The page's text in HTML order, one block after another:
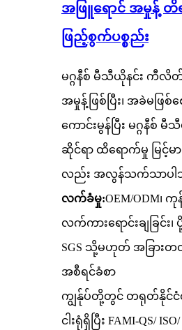
အဖြူရောင် အမှုန့် တိ
ဖြည့်စွက်ပစ္စည်း
မဂ္ဂနီစ် မီသီယိုနင်း ကီ
အမှုန့်ဖြစ်ပြီး၊ အခဲမဖြ
ကောင်းမွန်ပြီး မဂ္ဂနီစ်
ဆိုင်ရာ ထိရောက်မှု မြင့်မ
လည်း အလွန်သက်သာပါ
လက်ခံမှု:OEM/ODM၊
လက်ကားရောင်းချခြင်း
SGS သို့မဟုတ် အခြား
အစီရင်ခံစာ
ကျွန်ုပ်တို့တွင် တရုတ်နိုင်
ငါးရုံရှိပြီး FAMI-QS/